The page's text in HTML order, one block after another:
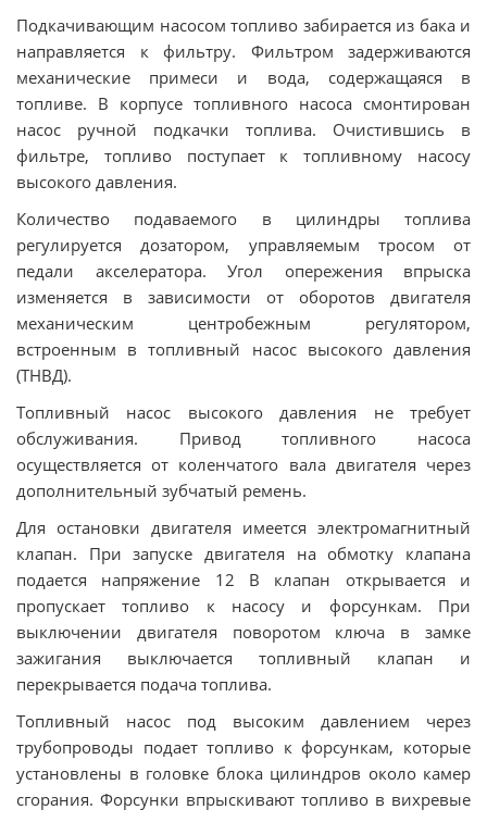
Подкачивающим насосом топливо забирается из бака и
направляется к фильтру. Фильтром задерживаются
механические примеси и вода, содержащаяся в
топливе. В корпусе топливного насоса смонтирован
насос ручной подкачки топлива. Очистившись в
фильтре, топливо поступает к топливному насосу
высокого давления.
Количество подаваемого в цилиндры топлива
регулируется дозатором, управляемым тросом от
педали акселератора. Угол опережения впрыска
изменяется в зависимости от оборотов двигателя
механическим центробежным регулятором,
встроенным в топливный насос высокого давления
(ТНВД).
Топливный насос высокого давления не требует
обслуживания. Привод топливного насоса
осуществляется от коленчатого вала двигателя через
дополнительный зубчатый ремень.
Для остановки двигателя имеется электромагнитный
клапан. При запуске двигателя на обмотку клапана
подается напряжение 12 В клапан открывается и
пропускает топливо к насосу и форсункам. При
выключении двигателя поворотом ключа в замке
зажигания выключается топливный клапан и
перекрывается подача топлива.
Топливный насос под высоким давлением через
трубопроводы подает топливо к форсункам, которые
установлены в головке блока цилиндров около камер
сгорания. Форсунки впрыскивают топливо в вихревые